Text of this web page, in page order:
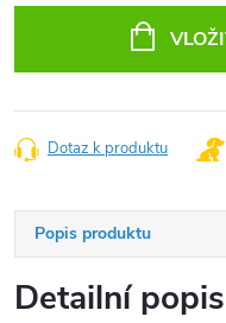
Dotaz k produktu
Popis produktu
Detailní